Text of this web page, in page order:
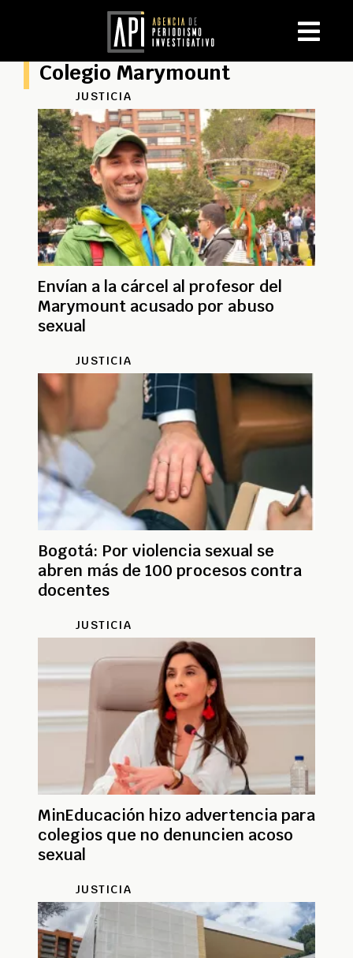
Colegio Marymount
JUSTICIA
Envían a la cárcel al profesor del
Marymount acusado por abuso
sexual
JUSTICIA
Bogotá: Por violencia sexual se
abren más de 100 procesos contra
docentes
JUSTICIA
MinEducación hizo advertencia para
colegios que no denuncien acoso
sexual
JUSTICIA